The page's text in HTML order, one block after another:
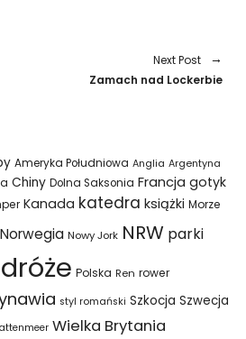
Next Post
Zamach nad Lockerbie
Ameryka Południowa Anglia Argentyna
Chiny Dolna Saksonia Francja gotyk
Kanada katedra książki Morze
Norwegia Nowy Jork NRW parki
Polska Ren rower
styl romański Szkocja Szwecja
Wielka Brytania